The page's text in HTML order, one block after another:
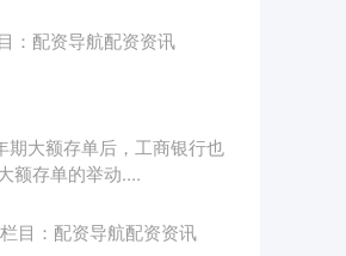
： 配资导航配资资讯
期大额存单后，工商银行也
额存单的举动....
栏目： 配资导航配资资讯